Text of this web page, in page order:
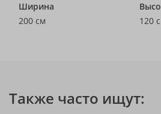
Ширина
200 см
120
Также часто ищут: